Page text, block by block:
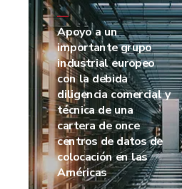
—
Apoyo a un
importante grupo
industrial europeo
con la debida
diligencia comercial y
técnica de una
cartera de once
centros de datos de
colocación en las
Américas